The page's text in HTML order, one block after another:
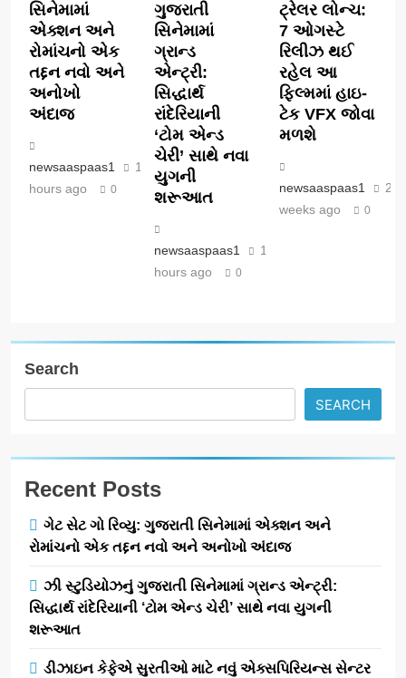
સિનેમામાં
એક્શન અને
રોમાંચનો એક
તદ્દન નવો અને
અનોખો
અંદાજ
newsaaspaas1
11
hours ago
0
ગુજરાતી
સિનેમામાં
ગ્રાન્ડ
એન્ટ્રી:
સિદ્ધાર્થ
રાંદેરિયાની
‘ટોમ એન્ડ
ચેરી’ સાથે નવા
યુગની
શરૂઆત
newsaaspaas1
11
hours ago
0
ટ્રેલર લોન્ચ:
7 ઓગસ્ટે
રિલીઝ થઈ
રહેલ આ
ફિલ્મમાં હાઇ-
ટેક VFX જોવા
મળશે
newsaaspaas1
2
weeks ago
0
Search
SEARCH
Recent Posts
ગેટ સેટ ગો રિવ્યુ: ગુજરાતી સિનેમામાં એક્શન અને
રોમાંચનો એક તદ્દન નવો અને અનોખો અંદાજ
ઝી સ્ટુડિયોઝનું ગુજરાતી સિનેમામાં ગ્રાન્ડ એન્ટ્રી:
સિદ્ધાર્થ રાંદેરિયાની ‘ટોમ એન્ડ ચેરી’ સાથે નવા યુગની
શરૂઆત
ડીઝાઇન કેફેએ સુરતીઓ માટે નવું એક્સપિરિયન્સ સેન્ટર